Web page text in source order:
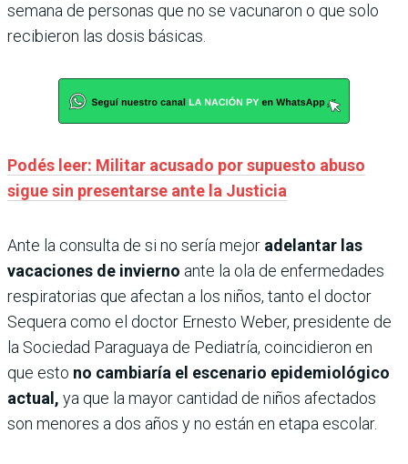
semana de personas que no se vacunaron o que solo
recibieron las dosis básicas.
Podés leer: Militar acusado por supuesto abuso
sigue sin presentarse ante la Justicia
Ante la consulta de si no sería mejor adelantar las
vacaciones de invierno ante la ola de enfermedades
respiratorias que afectan a los niños, tanto el doctor
Sequera como el doctor Ernesto Weber, presidente de
la Sociedad Paraguaya de Pediatría, coincidieron en
que esto no cambiaría el escenario epidemiológico
actual, ya que la mayor cantidad de niños afectados
son menores a dos años y no están en etapa escolar.